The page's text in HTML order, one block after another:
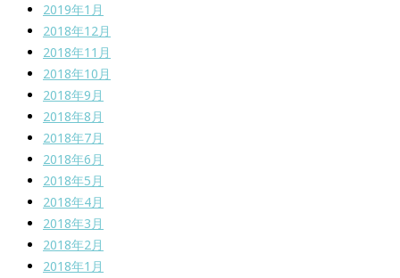
2019年1月
2018年12月
2018年11月
2018年10月
2018年9月
2018年8月
2018年7月
2018年6月
2018年5月
2018年4月
2018年3月
2018年2月
2018年1月